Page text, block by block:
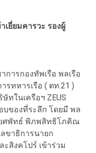
เยี่ยมคารวะ รองผู้
ารกองทัพเรือ พลเรือ
รทหารเรือ ( ตท.21 )
ทในเครือฯ ZEUS
บของที่ระลึก โดยมี พล
ยศพัทธ์ พิภพสิทธิโภคิณ
ขาธิการนายก
สิงคโปร์ เข้าร่วม